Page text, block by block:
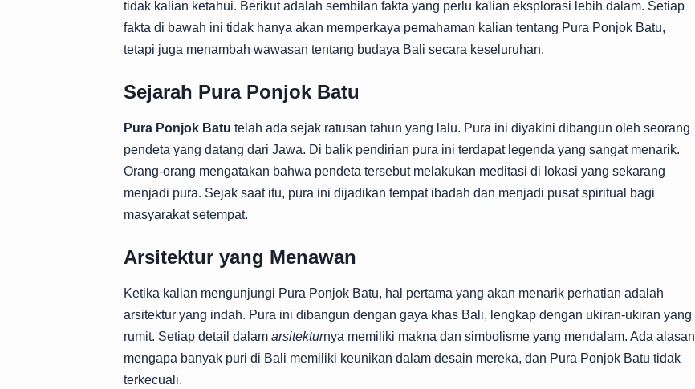
tidak kalian ketahui. Berikut adalah sembilan fakta yang perlu kalian eksplorasi lebih dalam. Setiap
fakta di bawah ini tidak hanya akan memperkaya pemahaman kalian tentang Pura Ponjok Batu,
tetapi juga menambah wawasan tentang budaya Bali secara keseluruhan.
Sejarah Pura Ponjok Batu
Pura Ponjok Batu telah ada sejak ratusan tahun yang lalu. Pura ini diyakini dibangun oleh seorang
pendeta yang datang dari Jawa. Di balik pendirian pura ini terdapat legenda yang sangat menarik.
Orang-orang mengatakan bahwa pendeta tersebut melakukan meditasi di lokasi yang sekarang
menjadi pura. Sejak saat itu, pura ini dijadikan tempat ibadah dan menjadi pusat spiritual bagi
masyarakat setempat.
Arsitektur yang Menawan
Ketika kalian mengunjungi Pura Ponjok Batu, hal pertama yang akan menarik perhatian adalah
arsitektur yang indah. Pura ini dibangun dengan gaya khas Bali, lengkap dengan ukiran-ukiran yang
rumit. Setiap detail dalam arsitekturnya memiliki makna dan simbolisme yang mendalam. Ada alasan
mengapa banyak puri di Bali memiliki keunikan dalam desain mereka, dan Pura Ponjok Batu tidak
terkecuali.